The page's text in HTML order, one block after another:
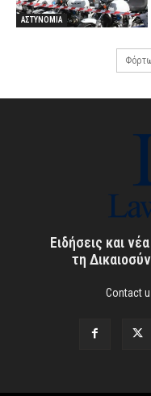
ΑΣΤΥΝΟΜΙΑ
Ειδήσεις και
τη
Contact